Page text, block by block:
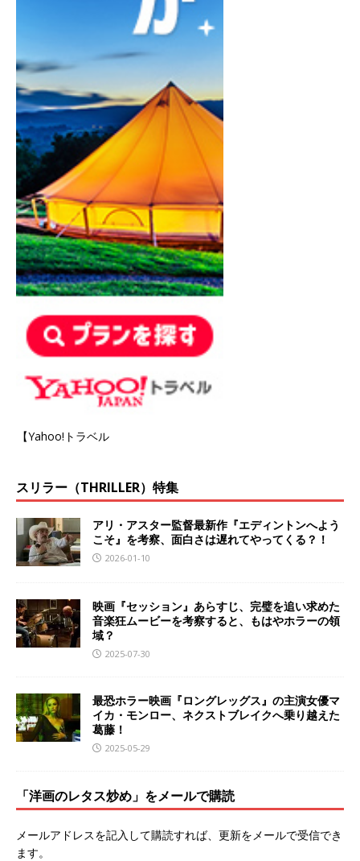
【Yahoo!トラベル
スリラー（THRILLER）特集
アリ・アスター監督最新作『エディントンへよう
こそ』を考察、面白さは遅れてやってくる？！
2026-01-10
映画『セッション』あらすじ、完璧を追い求めた
音楽狂ムービーを考察すると、もはやホラーの領
域？
2025-07-30
最恐ホラー映画『ロングレッグス』の主演女優マ
イカ・モンロー、ネクストブレイクへ乗り越えた
葛藤！
2025-05-29
「洋画のレタス炒め」をメールで購読
メールアドレスを記入して購読すれば、更新をメールで受信でき
ます。